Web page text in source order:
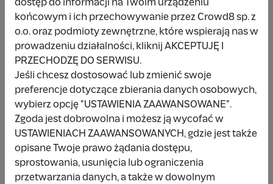
🍕 15 zł
Wybieram
Udostępnij
dostęp do informacji na Twoim urządzeniu
końcowym i ich przechowywanie przez Crowd8 sp. z
o.o. oraz podmioty zewnętrzne, które wspierają nas w
prowadzeniu działalności, kliknij AKCEPTUJĘ I
PRZECHODZĘ DO SERWISU.
Jeśli chcesz dostosować lub zmienić swoje
preferencje dotyczące zbierania danych osobowych,
wybierz opcję "USTAWIENIA ZAAWANSOWANE".
Zgoda jest dobrowolna i możesz ją wycofać w
USTAWIENIACH ZAAWANSOWANYCH, gdzie jest także
opisane Twoje prawo żądania dostępu,
sprostowania, usunięcia lub ograniczenia
przetwarzania danych, a także w dowolnym